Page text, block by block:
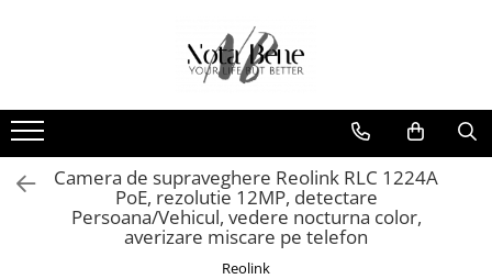
Camera de supraveghere
Conexiune 4G
Conexiune Wi-Fi
Conexiune PoE
Camera de supraveghere Reolink RLC 1224A
PoE, rezolutie 12MP, detectare
Persoana/Vehicul, vedere nocturna color,
averizare miscare pe telefon
Reolink